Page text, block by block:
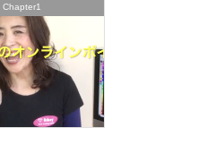
Chapter1